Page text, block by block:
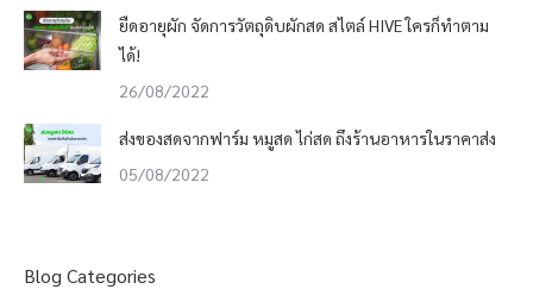
ยืดอายุผัก จัดการวัตถุดิบผักสด สไตล์ HIVE ใครก็ทำตาม
ได้!
26/08/2022
ส่งของสดจากฟาร์ม หมูสด ไก่สด ถึงร้านอาหารในราคาส่ง
05/08/2022
Blog Categories